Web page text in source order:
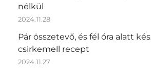
nélkül
2024.11.28
Pár összetevő, és fél óra alatt
csirkemell recept
2024.11.27